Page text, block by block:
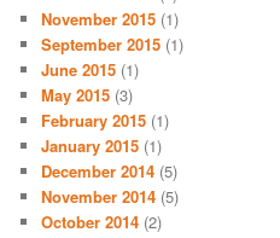
November 2015 (1)
September 2015 (1)
June 2015 (1)
May 2015 (3)
February 2015 (1)
January 2015 (1)
December 2014 (5)
November 2014 (5)
October 2014 (2)